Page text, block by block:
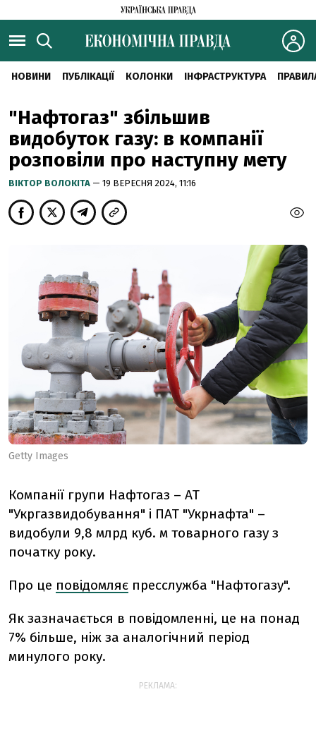
НОВИНИ ПУБЛІКАЦІЇ КОЛОНКИ ІНФРАСТРУКТУРА
"Нафтогаз" збільшив
видобуток газу: в компанії
розповіли про наступну мету
ВІКТОР ВОЛОКІТА — 19 ВЕРЕСНЯ 2024, 11:16
Getty Images
Компанії групи Нафтогаз – АТ
"Укргазвидобування" і ПАТ "Укрнафта" –
видобули 9,8 млрд куб. м товарного газу з
початку року.
Про це повідомляє пресслужба "Нафтогазу".
Як зазначається в повідомленні, це на понад
7% більше, ніж за аналогічний період
минулого року.
РЕКЛАМА: